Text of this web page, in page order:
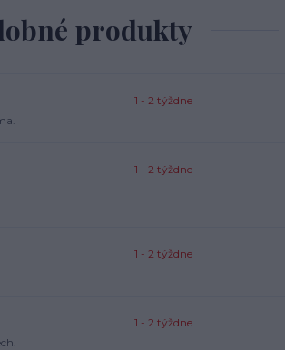
produkty
1 - 2 týždne
1 - 2 týždne
1 - 2 týždne
1 - 2 týždne